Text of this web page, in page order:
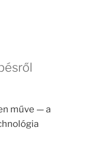
műve — a